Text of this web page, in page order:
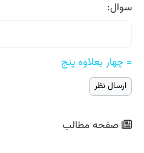
سوال:
= چهار بعلاوه پنج
صفحه مطالب